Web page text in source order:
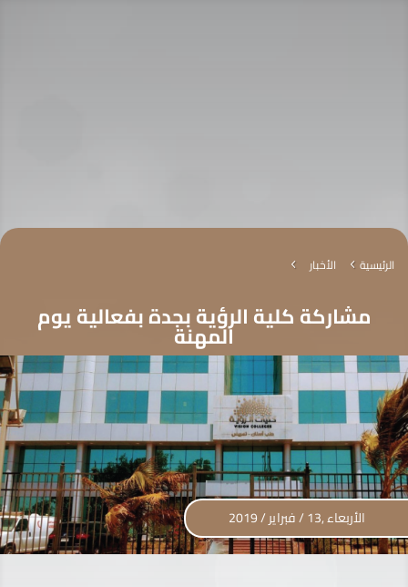
الرئيسية 4 الأخبار 4
مشاركة كلية الرؤية بجدة بفعالية يوم
المهنة
الأربعاء ,13 / فبراير / 2019